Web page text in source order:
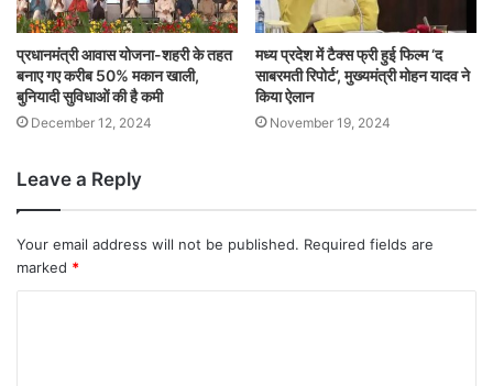
प्रधानमंत्री आवास योजना-शहरी के तहत
बनाए गए करीब 50% मकान खाली,
बुनियादी सुविधाओं की है कमी
December 12, 2024
मध्य प्रदेश में टैक्स फ्री हुई फिल्म ‘द
साबरमती रिपोर्ट’, मुख्यमंत्री मोहन यादव ने
किया ऐलान
November 19, 2024
Leave a Reply
Your email address will not be published. Required fields are
marked *